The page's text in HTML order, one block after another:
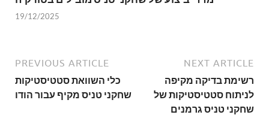
19/12/2025
PREVIOUS ARTICLE
כלי השוואת סטטיסטיקות
שחקני טניס מקיף עבור הודו
NEXT ARTICLE
רשימת בדיקה מקיפה
לניתוח סטטיסטיקות של
שחקני טניס גרמנים